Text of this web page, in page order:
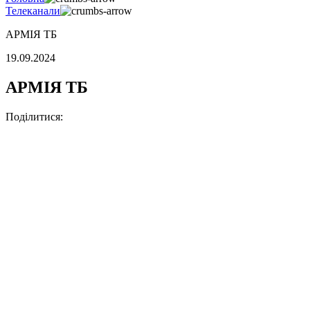
Телеканали
АРМІЯ ТБ
19.09.2024
АРМІЯ ТБ
Поділитися: